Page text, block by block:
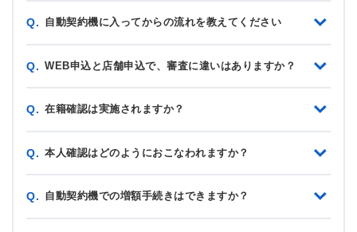
Q. 自動契約機に入ってからの流れを教えてください
Q. WEB申込と店舗申込で、審査に違いはありますか？
Q. 在籍確認は実施されますか？
Q. 本人確認はどのようにおこなわれますか？
Q. 自動契約機での増額手続きはできますか？